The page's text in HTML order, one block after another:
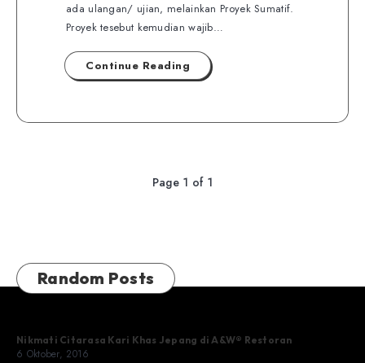
ada ulangan/ ujian, melainkan Proyek Sumatif.
Proyek tesebut kemudian wajib…
Continue Reading
Page 1 of 1
Random Posts
Nikmati Citarasa Kari Khas Jepang di A&W® Restoran
6 Oktober, 2016